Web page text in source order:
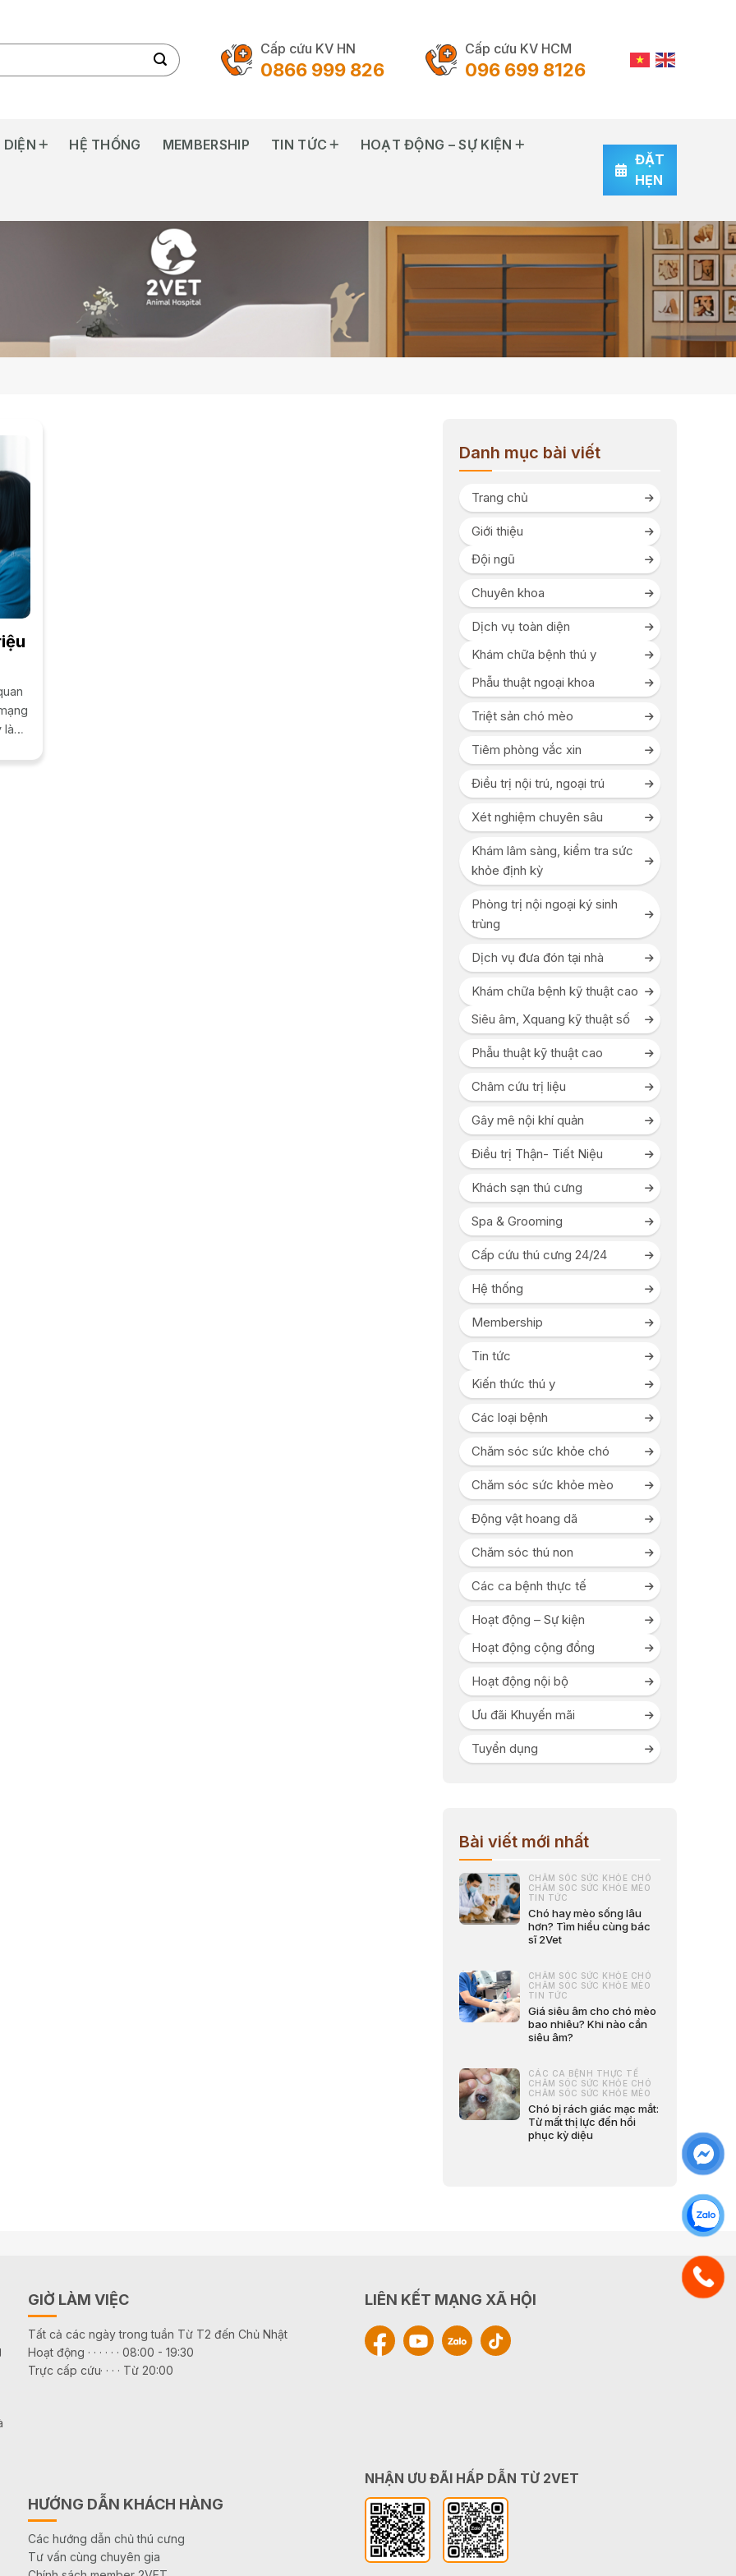
Cấp cứu KV HN
0866 999 826
Cấp cứu KV HCM
096 699 8126
HỆ THỐNG MEMBERSHIP TIN TỨC HOẠT ĐỘNG – SỰ KIỆN
ĐẶT
HẸN
là
Danh mục bài viết
Trang chủ
Giới thiệu
Đội ngũ
Chuyên khoa
Dịch vụ toàn diện
Khám chữa bệnh thú y
Phẫu thuật ngoại khoa
Triệt sản chó mèo
Tiêm phòng vắc xin
Điều trị nội trú, ngoại trú
Xét nghiệm chuyên sâu
Khám lâm sàng, kiểm tra sức
khỏe định kỳ
Phòng trị nội ngoại ký sinh
trùng
Dịch vụ đưa đón tại nhà
Khám chữa bệnh kỹ thuật cao
Siêu âm, Xquang kỹ thuật số
Phẫu thuật kỹ thuật cao
Châm cứu trị liệu
Gây mê nội khí quản
Điều trị Thận- Tiết Niệu
Khách sạn thú cưng
Spa & Grooming
Cấp cứu thú cưng 24/24
Hệ thống
Membership
Tin tức
Kiến thức thú y
Các loại bệnh
Chăm sóc sức khỏe chó
Chăm sóc sức khỏe mèo
Động vật hoang dã
Chăm sóc thú non
Các ca bệnh thực tế
Hoạt động – Sự kiện
Hoạt động cộng đồng
Hoạt động nội bộ
Ưu đãi Khuyến mãi
Tuyển dụng
Bài viết mới nhất
CHĂM SÓC SỨC KHỎE CHÓ
CHĂM SÓC SỨC KHỎE MÈO
TIN TỨC
Chó hay mèo sống lâu
hơn? Tìm hiểu cùng bác
sĩ 2Vet
CHĂM SÓC SỨC KHỎE CHÓ
CHĂM SÓC SỨC KHỎE MÈO
TIN TỨC
Giá siêu âm cho chó mèo
bao nhiêu? Khi nào cần
siêu âm?
CÁC CA BỆNH THỰC TẾ
CHĂM SÓC SỨC KHỎE CHÓ
CHĂM SÓC SỨC KHỎE MÈO
Chó bị rách giác mạc mắt:
Từ mất thị lực đến hồi
phục kỳ diệu
GIỜ LÀM VIỆC
Tất cả các ngày trong tuần Từ T2 đến Chủ Nhật
Hoạt động · · · · · · 08:00 - 19:30
Trực cấp cứu· · · · Từ 20:00
LIÊN KẾT MẠNG XÃ HỘI
HƯỚNG DẪN KHÁCH HÀNG
Các hướng dẫn chủ thú cưng
Tư vấn cùng chuyên gia
NHẬN ƯU ĐÃI HẤP DẪN TỪ 2VET